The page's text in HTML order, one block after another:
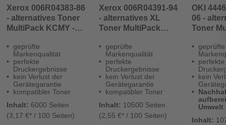
Xerox 006R04383-86
- alternatives Toner
MultiPack KCMY -
geprüfte
Markenqualität
perfekte
Druckergebnisse
kein Verlust der
Gerätegarantie
kompatibler Toner
Inhalt: 6000 Seiten
(3,17 €* / 100 Seiten)
Xerox 006R04391-94
- alternatives XL
Toner MultiPack
Revolution
geprüfte
Markenqualität
perfekte
Druckergebnisse
kein Verlust der
Gerätegarantie
kompatibler Toner
Inhalt: 10500 Seiten
(2,55 €* / 100 Seiten)
OKI
06 -
Toner
geprüfte
perfekte
kein
Umwelt
Inhalt: